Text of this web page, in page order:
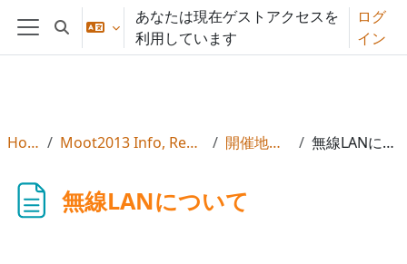
メインコンテンツへスキップする
サイドパネル
検索入力に切り替える
あなたは現在ゲストアクセスを
利用しています
ログ
イン
Home Moot2013 Info, Reg & Subs 開催地の詳細 無線LANについて
無線LANについて